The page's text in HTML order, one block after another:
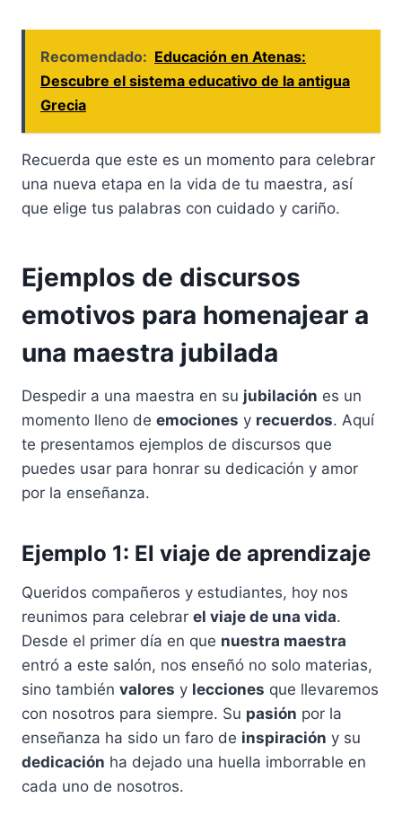
Recomendado: Educación en Atenas:
Descubre el sistema educativo de la antigua
Grecia
Recuerda que este es un momento para celebrar
una nueva etapa en la vida de tu maestra, así
que elige tus palabras con cuidado y cariño.
Ejemplos de discursos
emotivos para homenajear a
una maestra jubilada
Despedir a una maestra en su jubilación es un
momento lleno de emociones y recuerdos. Aquí
te presentamos ejemplos de discursos que
puedes usar para honrar su dedicación y amor
por la enseñanza.
Ejemplo 1: El viaje de aprendizaje
Queridos compañeros y estudiantes, hoy nos
reunimos para celebrar el viaje de una vida.
Desde el primer día en que nuestra maestra
entró a este salón, nos enseñó no solo materias,
sino también valores y lecciones que llevaremos
con nosotros para siempre. Su pasión por la
enseñanza ha sido un faro de inspiración y su
dedicación ha dejado una huella imborrable en
cada uno de nosotros.